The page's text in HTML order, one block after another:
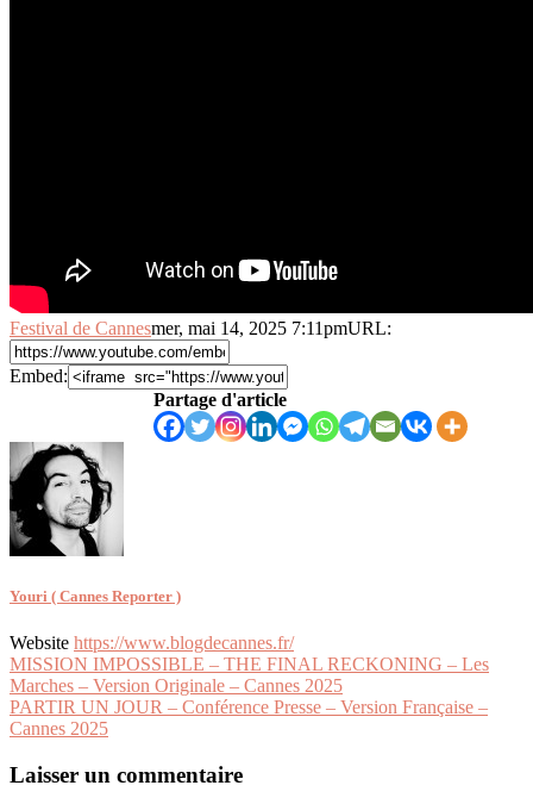
Festival de Cannesmer, mai 14, 2025 7:11pmURL:
Embed:
Partage d'article
Youri ( Cannes Reporter )
Website https://www.blogdecannes.fr/
Navigation
de
l’article
MISSION IMPOSSIBLE – THE FINAL RECKONING – Les
Marches – Version Originale – Cannes 2025
PARTIR UN JOUR – Conférence Presse – Version Française –
Cannes 2025
Laisser un commentaire